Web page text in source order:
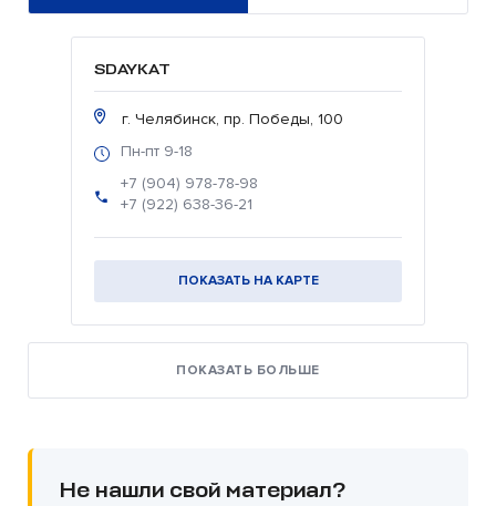
SDAYKAT
г. Челябинск, пр. Победы, 100
Пн-пт 9-18
+7 (904) 978-78-98
+7 (922) 638-36-21
ПОКАЗАТЬ НА КАРТЕ
ПОКАЗАТЬ БОЛЬШЕ
Не нашли свой материал?